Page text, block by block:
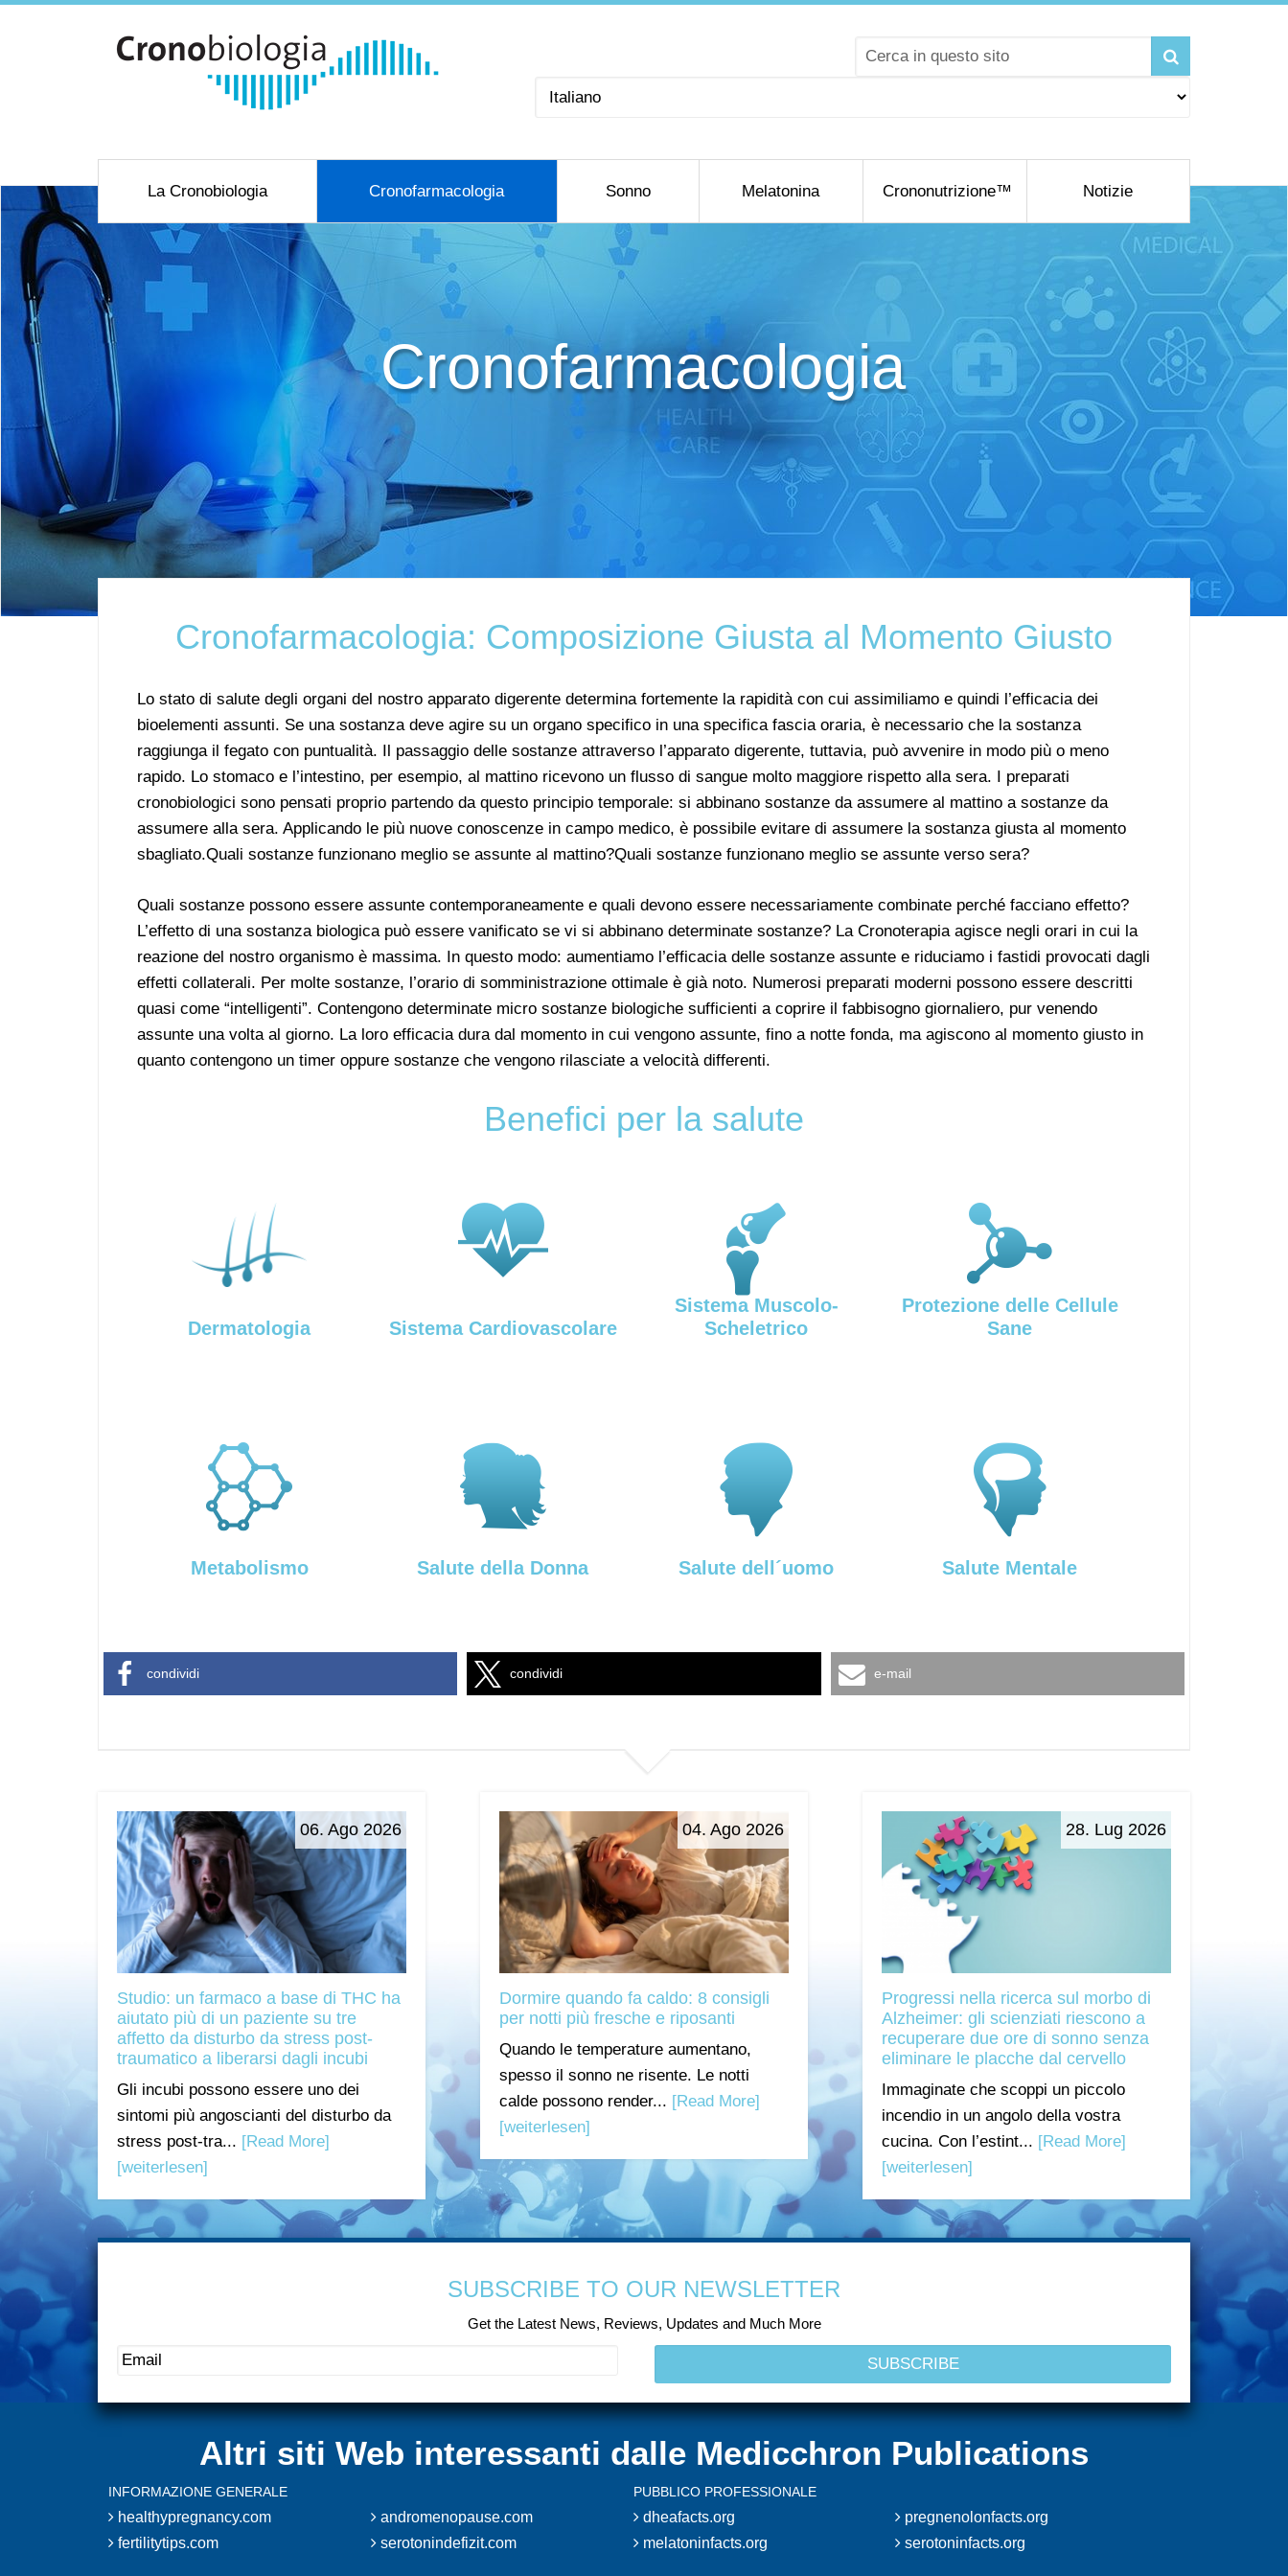
Scegli
La Cronobiologia Cronofarmacologia Sonno Melatonina Crononutrizione™ Notizie
Cronofarmacologia
Cronofarmacologia: Composizione Giusta al Momento Giusto
Lo stato di salute degli organi del nostro apparato digerente determina fortemente la rapidità con cui assimiliamo e quindi l’efficacia dei
bioelementi assunti. Se una sostanza deve agire su un organo specifico in una specifica fascia oraria, è necessario che la sostanza
raggiunga il fegato con puntualità. Il passaggio delle sostanze attraverso l’apparato digerente, tuttavia, può avvenire in modo più o meno
rapido. Lo stomaco e l’intestino, per esempio, al mattino ricevono un flusso di sangue molto maggiore rispetto alla sera. I preparati
cronobiologici sono pensati proprio partendo da questo principio temporale: si abbinano sostanze da assumere al mattino a sostanze da
assumere alla sera. Applicando le più nuove conoscenze in campo medico, è possibile evitare di assumere la sostanza giusta al momento
sbagliato.Quali sostanze funzionano meglio se assunte al mattino?Quali sostanze funzionano meglio se assunte verso sera?
Quali sostanze possono essere assunte contemporaneamente e quali devono essere necessariamente combinate perché facciano effetto?
L’effetto di una sostanza biologica può essere vanificato se vi si abbinano determinate sostanze? La Cronoterapia agisce negli orari in cui la
reazione del nostro organismo è massima. In questo modo: aumentiamo l’efficacia delle sostanze assunte e riduciamo i fastidi provocati dagli
effetti collaterali. Per molte sostanze, l’orario di somministrazione ottimale è già noto. Numerosi preparati moderni possono essere descritti
quasi come “intelligenti”. Contengono determinate micro sostanze biologiche sufficienti a coprire il fabbisogno giornaliero, pur venendo
assunte una volta al giorno. La loro efficacia dura dal momento in cui vengono assunte, fino a notte fonda, ma agiscono al momento giusto in
quanto contengono un timer oppure sostanze che vengono rilasciate a velocità differenti.
Benefici per la salute
Dermatologia Sistema Cardiovascolare
Sistema Muscolo-
Scheletrico
Protezione delle Cellule
Sane
Metabolismo Salute della Donna Salute dell´uomo Salute Mentale
condividi condividi e-mail
06. Ago 2026
Studio: un farmaco a base di THC ha
aiutato più di un paziente su tre
affetto da disturbo da stress post-
traumatico a liberarsi dagli incubi
Gli incubi possono essere uno dei
sintomi più angoscianti del disturbo da
stress post-tra... [Read More]
[weiterlesen]
04. Ago 2026
Dormire quando fa caldo: 8 consigli
per notti più fresche e riposanti
Quando le temperature aumentano,
spesso il sonno ne risente. Le notti
calde possono render... [Read More]
[weiterlesen]
28. Lug 2026
Progressi nella ricerca sul morbo di
Alzheimer: gli scienziati riescono a
recuperare due ore di sonno senza
eliminare le placche dal cervello
Immaginate che scoppi un piccolo
incendio in un angolo della vostra
cucina. Con l’estint... [Read More]
[weiterlesen]
SUBSCRIBE TO OUR NEWSLETTER
Get the Latest News, Reviews, Updates and Much More
Altri siti Web interessanti dalle Medicchron Publications
INFORMAZIONE GENERALE
healthypregnancy.com
fertilitytips.com
andromenopause.com
serotonindefizit.com
PUBBLICO PROFESSIONALE
dheafacts.org
melatoninfacts.org
pregnenolonfacts.org
serotoninfacts.org